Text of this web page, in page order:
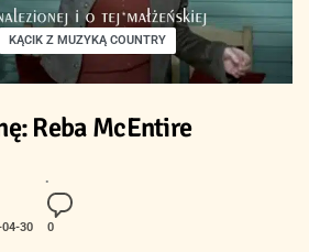
KĄCIK Z MUZYKĄ COUNTRY
Reba McEntire
30 0